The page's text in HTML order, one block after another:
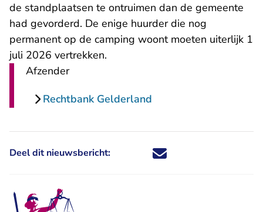
de standplaatsen te ontruimen dan de gemeente
had gevorderd. De enige huurder die nog
permanent op de camping woont moeten uiterlijk 1
juli 2026 vertrekken.
Afzender
Rechtbank Gelderland
Deel dit nieuwsbericht: Deel dit nieuwsbericht via X -
Deel dit nieuwsbericht via
Deel dit nieuwsbericht
Deel dit